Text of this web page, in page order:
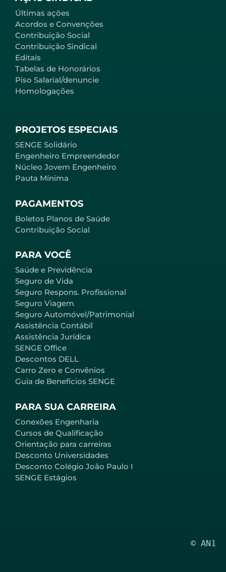
PARA VOCÊ
Saúde e Previdência
Seguro de Vida
Seguro Respons. Profissional
Seguro Viagem
Seguro Automóvel/Patrimonial
Assistência Contábil
Assistência Jurídica
SENGE Office
Descontos DELL
Carro Zero e Convênios
Guia de Benefícios SENGE
PARA SUA CARREIRA
Conexões Engenharia
Cursos de Qualificação
Orientação para carreiras
Desconto Universidades
Desconto Colégio João Paulo I
SENGE Estágios
Últimas ações
Acordos e Convenções
Contribuição Social
Contribuição Sindical
Editais
Tabelas de Honorários
Piso Salarial/denuncie
Homologações
PROJETOS ESPECIAIS
SENGE Solidário
Engenheiro Empreendedor
Núcleo Jovem Engenheiro
Pauta Mínima
PAGAMENTOS
Boletos Planos de Saúde
Contribuição Social
© AN1